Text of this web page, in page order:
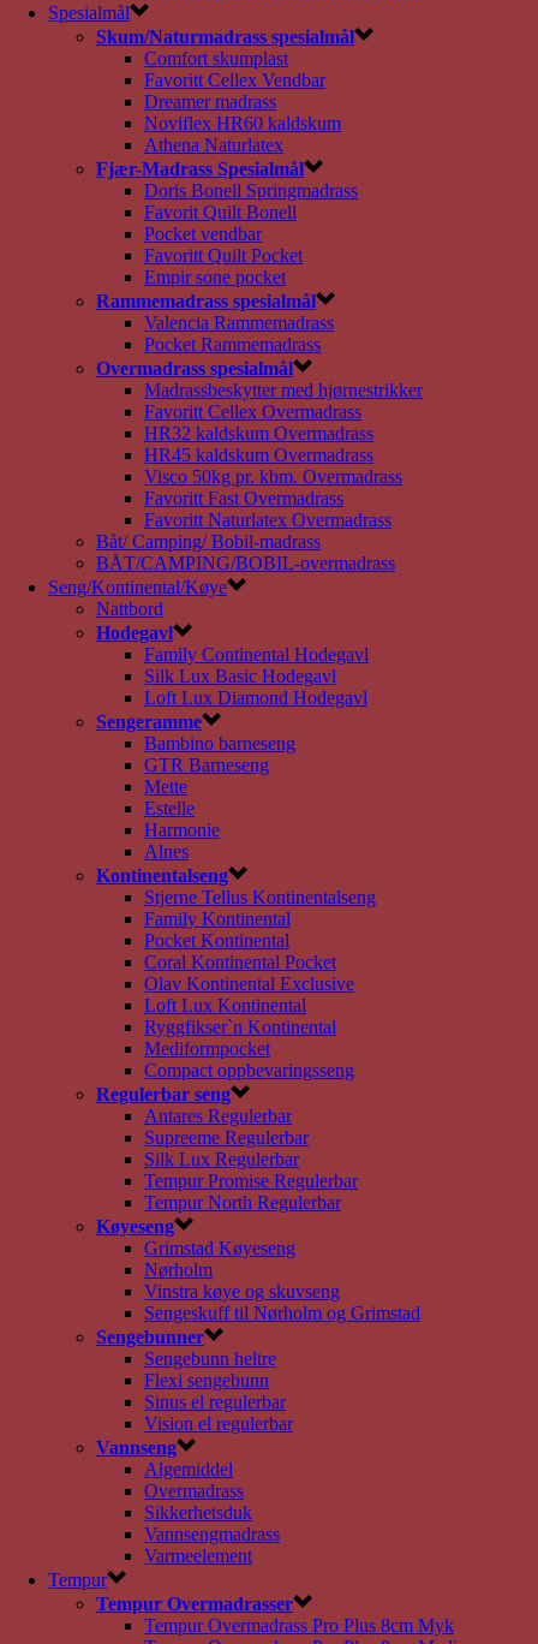
Spesialmål
Skum/Naturmadrass spesialmål
Comfort skumplast
Favoritt Cellex Vendbar
Dreamer madrass
Noviflex HR60 kaldskum
Athena Naturlatex
Fjær-Madrass Spesialmål
Doris Bonell Springmadrass
Favorit Quilt Bonell
Pocket vendbar
Favoritt Quilt Pocket
Empir sone pocket
Rammemadrass spesialmål
Valencia Rammemadrass
Pocket Rammemadrass
Overmadrass spesialmål
Madrassbeskytter med hjørnestrikker
Favoritt Cellex Overmadrass
HR32 kaldskum Overmadrass
HR45 kaldskum Overmadrass
Visco 50kg pr. kbm. Overmadrass
Favoritt Fast Overmadrass
Favoritt Naturlatex Overmadrass
Båt/ Camping/ Bobil-madrass
BÅT/CAMPING/BOBIL-overmadrass
Seng/Kontinental/Køye
Nattbord
Hodegavl
Family Continental Hodegavl
Silk Lux Basic Hodegavl
Loft Lux Diamond Hodegavl
Sengeramme
Bambino barneseng
GTR Barneseng
Mette
Estelle
Harmonie
Alnes
Kontinentalseng
Stjerne Tellus Kontinentalseng
Family Kontinental
Pocket Kontinental
Coral Kontinental Pocket
Olav Kontinental Exclusive
Loft Lux Kontinental
Ryggfikser`n Kontinental
Mediformpocket
Compact oppbevaringsseng
Regulerbar seng
Antares Regulerbar
Supreeme Regulerbar
Silk Lux Regulerbar
Tempur Promise Regulerbar
Tempur North Regulerbar
Køyeseng
Grimstad Køyeseng
Nørholm
Vinstra køye og skuvseng
Sengeskuff til Nørholm og Grimstad
Sengebunner
Sengebunn heltre
Flexi sengebunn
Sinus el regulerbar
Vision el regulerbar
Vannseng
Algemiddel
Overmadrass
Sikkerhetsduk
Vannsengmadrass
Varmeelement
Tempur
Tempur Overmadrasser
Tempur Overmadrass Pro Plus 8cm Myk